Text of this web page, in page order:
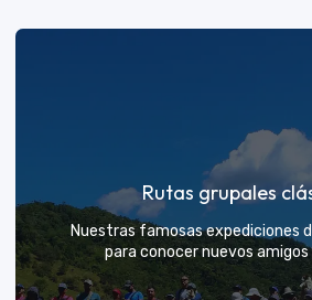
Rutas grupales
Nuestras famosas expediciones
para conocer nuevos